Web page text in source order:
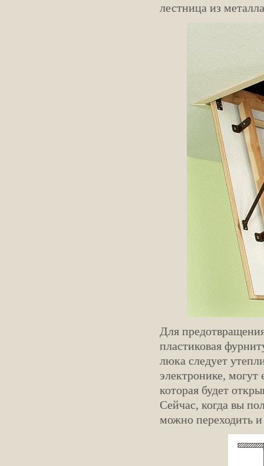
лестница из
Для
пластиковая
люка следует
электронике,
которая будет
Сейчас, когда вы
можно переходить